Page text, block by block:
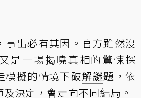
事出必有其因。官方雖然沒
是一場揭曉真相的驚悚探
模擬的情境下破解謎題，依
決定，會走向不同結局。